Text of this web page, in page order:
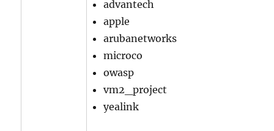
advantech
apple
arubanetworks
microco
owasp
vm2_project
yealink